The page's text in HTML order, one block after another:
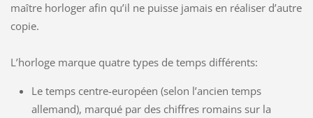
maître horloger afin qu’il ne puisse jamais en réaliser d’autre
copie.
L’horloge marque quatre types de temps différents:
Le temps centre-européen (selon l’ancien temps
allemand), marqué par des chiffres romains sur la